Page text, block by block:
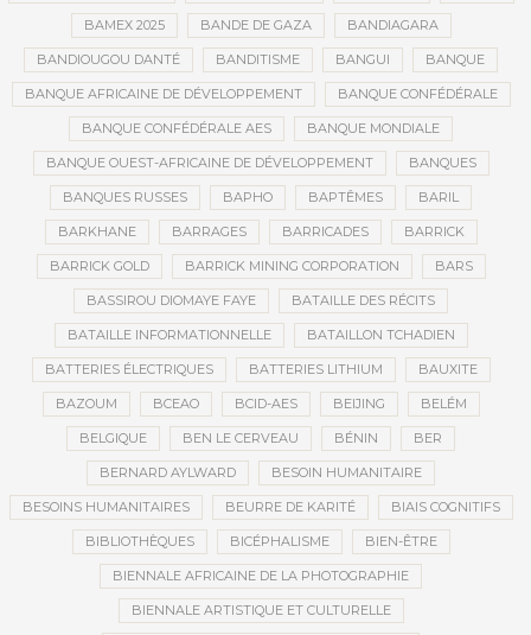
BAMEX 2025 BANDE DE GAZA BANDIAGARA
BANDIOUGOU DANTÉ BANDITISME BANGUI BANQUE
BANQUE AFRICAINE DE DÉVELOPPEMENT BANQUE CONFÉDÉRALE
BANQUE CONFÉDÉRALE AES BANQUE MONDIALE
BANQUE OUEST-AFRICAINE DE DÉVELOPPEMENT BANQUES
BANQUES RUSSES BAPHO BAPTÊMES BARIL
BARKHANE BARRAGES BARRICADES BARRICK
BARRICK GOLD BARRICK MINING CORPORATION BARS
BASSIROU DIOMAYE FAYE BATAILLE DES RÉCITS
BATAILLE INFORMATIONNELLE BATAILLON TCHADIEN
BATTERIES ÉLECTRIQUES BATTERIES LITHIUM BAUXITE
BAZOUM BCEAO BCID-AES BEIJING BELÉM
BELGIQUE BEN LE CERVEAU BÉNIN BER
BERNARD AYLWARD BESOIN HUMANITAIRE
BESOINS HUMANITAIRES BEURRE DE KARITÉ BIAIS COGNITIFS
BIBLIOTHÈQUES BICÉPHALISME BIEN-ÊTRE
BIENNALE AFRICAINE DE LA PHOTOGRAPHIE
BIENNALE ARTISTIQUE ET CULTURELLE